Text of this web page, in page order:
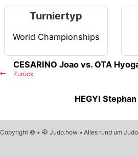
Turniertyp
World Championships
Zurück
CESARINO Joao vs. OTA
HEGYI
Copyright © • 🥋 Judo.how » Alles rund um